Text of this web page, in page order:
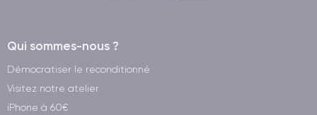
Qui sommes-nous ?
Démocratiser le reconditionné
Visitez notre atelier
iPhone à 60€